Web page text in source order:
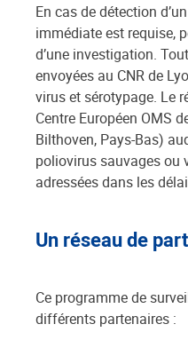
En cas de détection
immédiate est requise,
d’une investigation.
envoyées au CNR de
virus et sérotypage. Le
Centre Européen OMS
Bilthoven, Pays-Bas)
poliovirus sauvages ou
adressées dans les
Un réseau de
Ce programme de
différents partenaires :